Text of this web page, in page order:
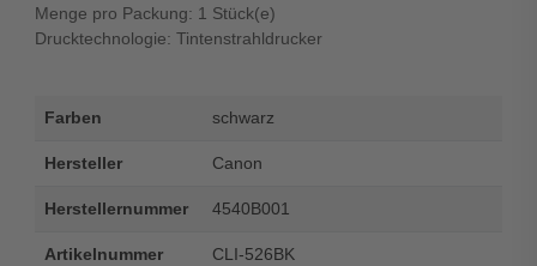
Menge pro Packung: 1 Stück(e)
Drucktechnologie: Tintenstrahldrucker
Farben schwarz
Hersteller Canon
Herstellernummer 4540B001
Artikelnummer CLI-526BK